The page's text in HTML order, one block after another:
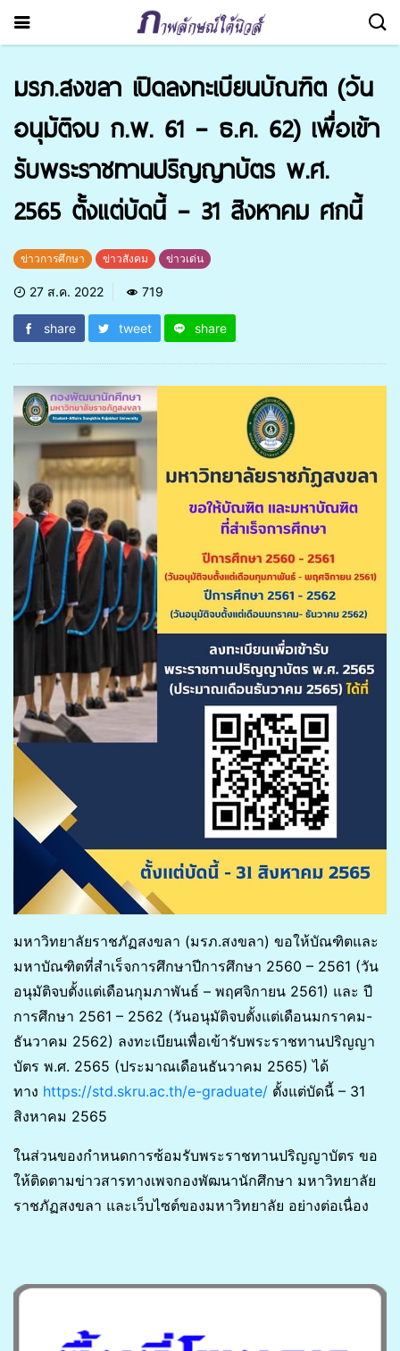
มรภ.สงขลา เปิดลงทะเบียนบัณฑิต (วัน
อนุมัติจบ ก.พ. 61 – ธ.ค. 62) เพื่อเข้า
รับพระราชทานปริญญาบัตร พ.ศ.
2565 ตั้งแต่บัดนี้ – 31 สิงหาคม ศกนี้
ข่าวการศึกษา ข่าวสังคม ข่าวเด่น
27 ส.ค. 2022 719
share tweet share
มหาวิทยาลัยราชภัฏสงขลา (มรภ.สงขลา) ขอให้บัณฑิตและ
มหาบัณฑิตที่สำเร็จการศึกษาปีการศึกษา 2560 – 2561 (วัน
อนุมัติจบตั้งแต่เดือนกุมภาพันธ์ – พฤศจิกายน 2561) และ ปี
การศึกษา 2561 – 2562 (วันอนุมัติจบตั้งแต่เดือนมกราคม-
ธันวาคม 2562) ลงทะเบียนเพื่อเข้ารับพระราชทานปริญญา
บัตร พ.ศ. 2565 (ประมาณเดือนธันวาคม 2565) ได้
ทาง https://std.skru.ac.th/e-graduate/ ตั้งแต่บัดนี้ – 31
สิงหาคม 2565
ในส่วนของกำหนดการซ้อมรับพระราชทานปริญญาบัตร ขอ
ให้ติดตามข่าวสารทางเพจกองพัฒนานักศึกษา มหาวิทยาลัย
ราชภัฏสงขลา และเว็บไซต์ของมหาวิทยาลัย อย่างต่อเนื่อง